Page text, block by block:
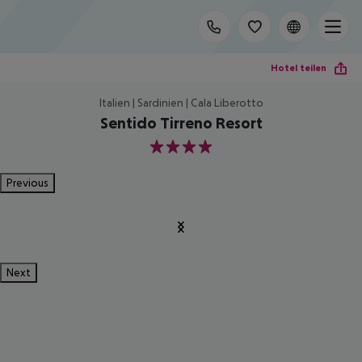
Hotel teilen
Italien | Sardinien | Cala Liberotto
Sentido Tirreno Resort
4
Previous
Next